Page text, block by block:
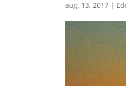
aug. 13, 2017 |